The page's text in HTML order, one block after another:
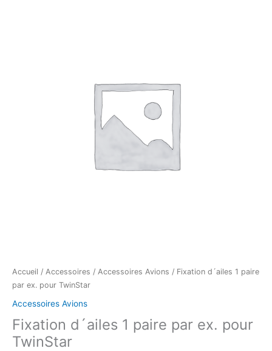
Accueil / Accessoires / Accessoires Avions / Fixation d´ailes 1 paire
par ex. pour TwinStar
Accessoires Avions
Fixation d´ailes 1 paire par ex. pour
TwinStar